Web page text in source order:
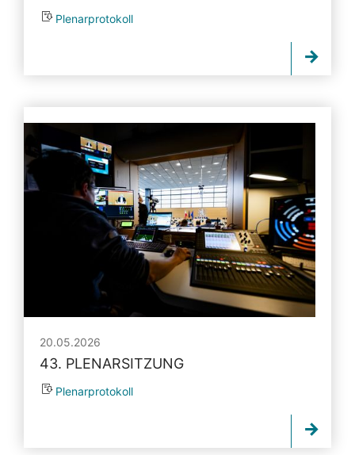
Plenarprotokoll
20.05.2026
43. PLENARSITZUNG
Plenarprotokoll